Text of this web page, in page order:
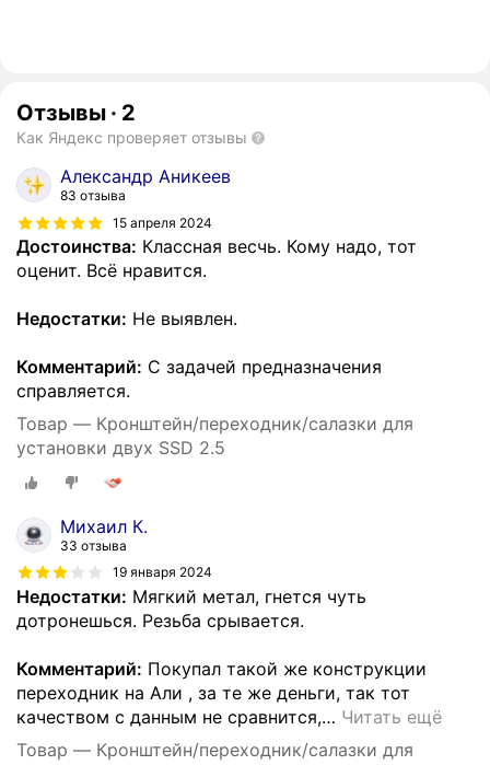
Отзывы · 2
Как Яндекс проверяет отзывы
Александр Аникеев
83 отзыва
15 апреля 2024
Достоинства: Классная весчь. Кому надо, тот
оценит. Всё нравится.
Недостатки: Не выявлен.
Комментарий: С задачей предназначения
справляется.
Товар — Кронштейн/переходник/салазки для
установки двух SSD 2.5
Михаил К.
33 отзыва
19 января 2024
Недостатки: Мягкий метал, гнется чуть
дотронешься. Резьба срывается.
Комментарий: Покупал такой же конструкции
переходник на Али , за те же деньги, так тот
качеством с данным не сравнится,… Читать ещё
Товар — Кронштейн/переходник/салазки для